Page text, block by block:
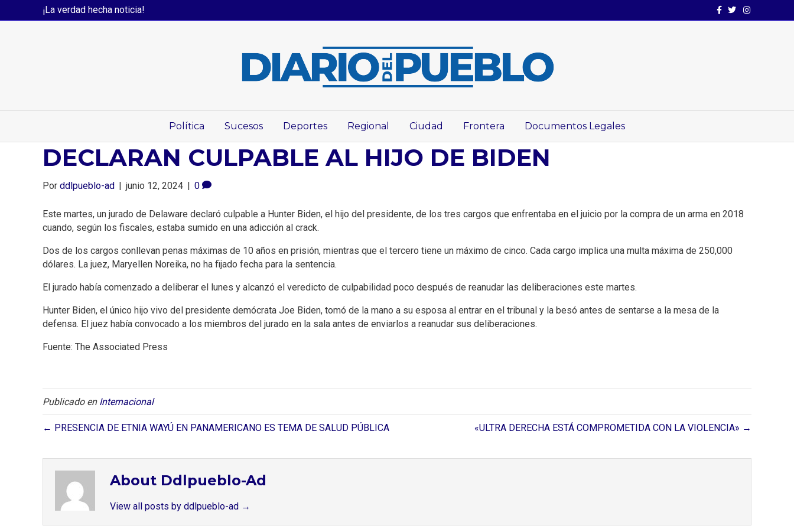
¡La verdad hecha noticia! Facebook
TwitterInstagram
Política Sucesos Deportes Regional Ciudad Frontera Documentos Legales
DECLARAN CULPABLE AL HIJO DE BIDEN
Por ddlpueblo-ad junio 12, 2024 0
Este martes, un jurado de Delaware declaró culpable a Hunter Biden, el hijo del presidente, de los tres cargos que enfrentaba en el juicio por la compra de un arma en 2018
cuando, según los fiscales, estaba sumido en una adicción al crack.
Dos de los cargos conllevan penas máximas de 10 años en prisión, mientras que el tercero tiene un máximo de cinco. Cada cargo implica una multa máxima de 250,000
dólares. La juez, Maryellen Noreika, no ha fijado fecha para la sentencia.
El jurado había comenzado a deliberar el lunes y alcanzó el veredicto de culpabilidad poco después de reanudar las deliberaciones este martes.
Hunter Biden, el único hijo vivo del presidente demócrata Joe Biden, tomó de la mano a su esposa al entrar en el tribunal y la besó antes de sentarse a la mesa de la
defensa. El juez había convocado a los miembros del jurado en la sala antes de enviarlos a reanudar sus deliberaciones.
Fuente: The Associated Press
Publicado en Internacional
← PRESENCIA DE ETNIA WAYÚ EN PANAMERICANO ES TEMA DE SALUD PÚBLICA «ULTRA DERECHA ESTÁ COMPROMETIDA CON LA VIOLENCIA» →
About Ddlpueblo-Ad
View all posts by ddlpueblo-ad →